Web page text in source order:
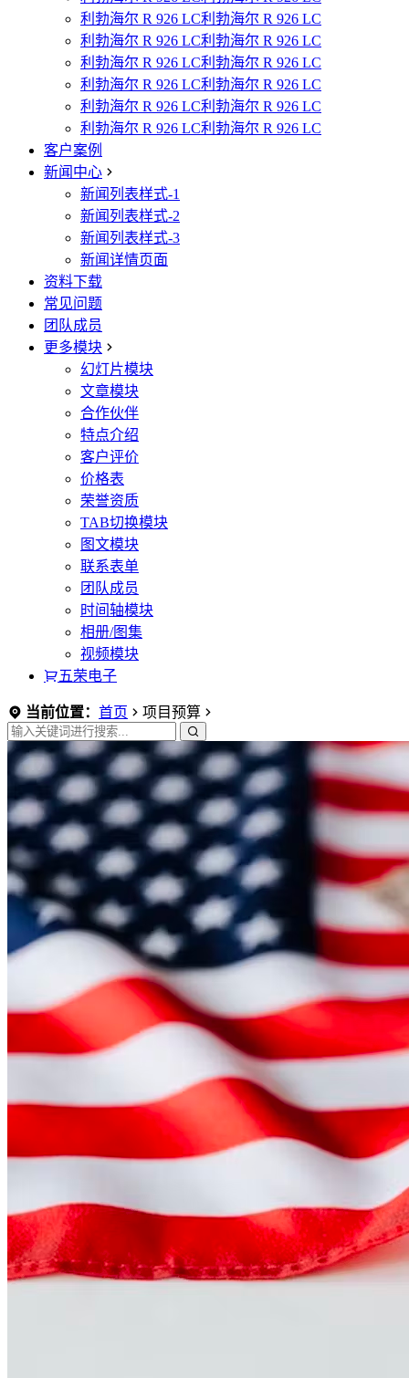
利勃海尔 R 926 LC利勃海尔 R 926 LC
利勃海尔 R 926 LC利勃海尔 R 926 LC
利勃海尔 R 926 LC利勃海尔 R 926 LC
利勃海尔 R 926 LC利勃海尔 R 926 LC
利勃海尔 R 926 LC利勃海尔 R 926 LC
利勃海尔 R 926 LC利勃海尔 R 926 LC
客户案例
新闻中心
新闻列表样式-1
新闻列表样式-2
新闻列表样式-3
新闻详情页面
资料下载
常见问题
团队成员
更多模块
幻灯片模块
文章模块
合作伙伴
特点介绍
客户评价
价格表
荣誉资质
TAB切换模块
图文模块
联系表单
团队成员
时间轴模块
相册/图集
视频模块
五荣电子
当前位置： 首页 项目预算